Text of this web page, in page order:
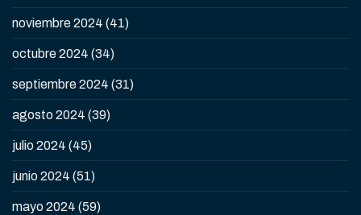
noviembre 2024 (41)
octubre 2024 (34)
septiembre 2024 (31)
agosto 2024 (39)
julio 2024 (45)
junio 2024 (51)
mayo 2024 (59)